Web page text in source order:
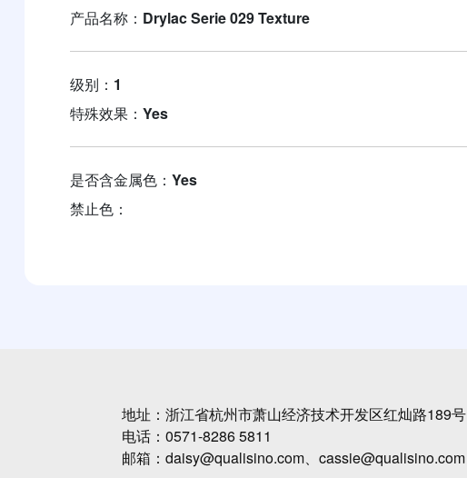
产品名称： Drylac Serie 029 Texture
级别： 1
特殊效果： Yes
是否含金属色： Yes
禁止色：
地址：浙江省杭州市萧山经济技术开发区红灿路189号
电话：0571-8286 5811
邮箱：daisy@qualisino.com、cassie@qualisino.com